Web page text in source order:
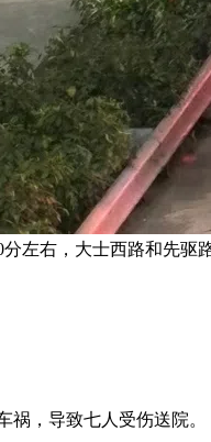
左右，大士西路和先驱
祸，导致七人受伤送院。